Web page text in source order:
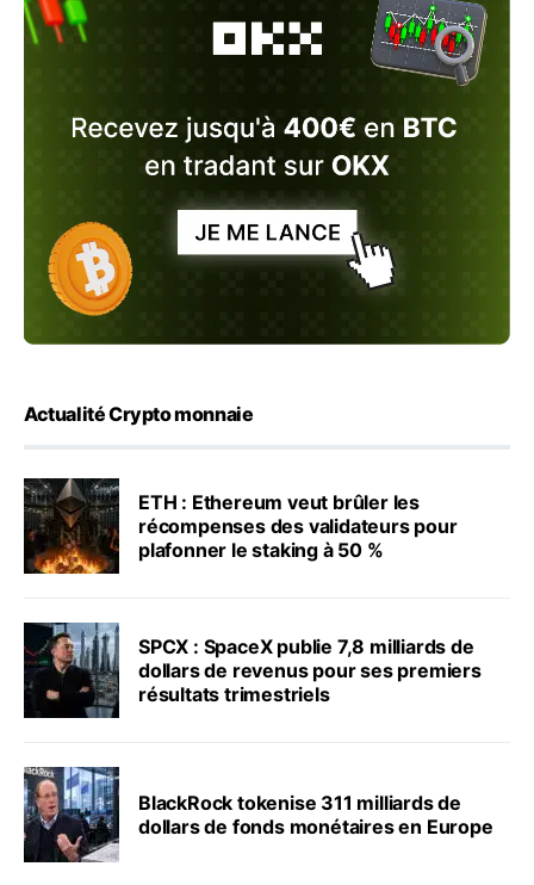
Actualité Crypto monnaie
ETH : Ethereum veut brûler les
récompenses des validateurs pour
plafonner le staking à 50 %
SPCX : SpaceX publie 7,8 milliards de
dollars de revenus pour ses premiers
résultats trimestriels
BlackRock tokenise 311 milliards de
dollars de fonds monétaires en Europe